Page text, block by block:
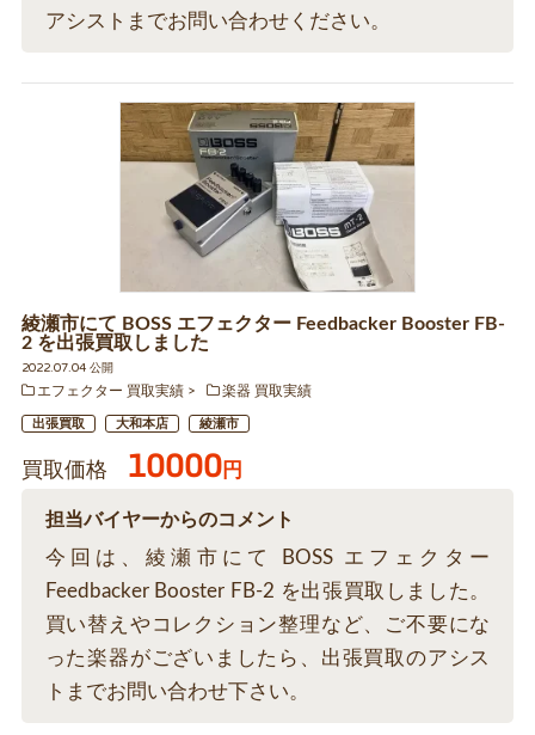
アシストまでお問い合わせください。
綾瀬市にて BOSS エフェクター Feedbacker Booster FB-
2 を出張買取しました
2022.07.04 公開
エフェクター 買取実績
楽器 買取実績
出張買取 大和本店 綾瀬市
買取価格 10000円
担当バイヤーからのコメント
今回は、綾瀬市にて BOSS エフェクター
Feedbacker Booster FB-2 を出張買取しました。
買い替えやコレクション整理など、ご不要にな
った楽器がございましたら、出張買取のアシス
トまでお問い合わせ下さい。